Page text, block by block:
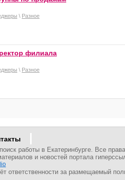
\ Разное
филиала
\ Разное
работы в Екатеринбурге. Все
и новостей портала
ответственности за размещаемый